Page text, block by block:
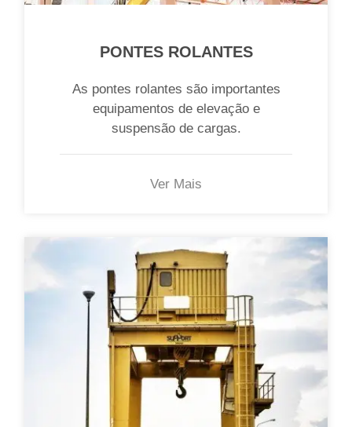
PONTES ROLANTES
As pontes rolantes são importantes
equipamentos de elevação e
suspensão de cargas.
Ver Mais